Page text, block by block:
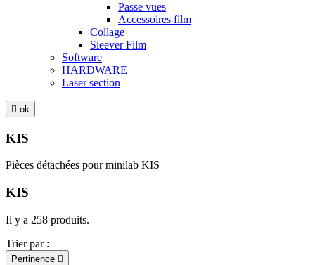
Passe vues
Accessoires film
Collage
Sleever Film
Software
HARDWARE
Laser section
 ok
KIS
Pièces détachées pour minilab KIS
KIS
Il y a 258 produits.
Trier par :
Pertinence 